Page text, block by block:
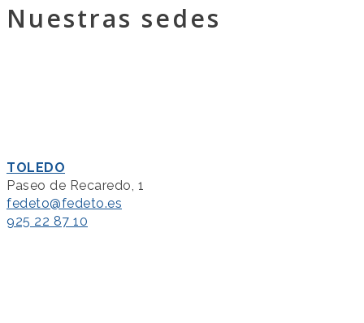
Nuestras sedes
TOLEDO
Paseo de Recaredo, 1
fedeto@fedeto.es
925 22 87 10